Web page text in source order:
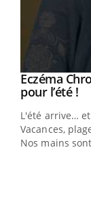
Youtube
Eczéma
pour l’été !
L'été arrive…
Vacances,
Nos mains